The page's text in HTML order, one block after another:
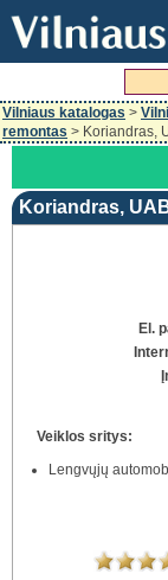
Vilniaus katalogas >
remontas > Koriandras,
Koriandras,
El.
Veiklos sritys:
Lengvųjų